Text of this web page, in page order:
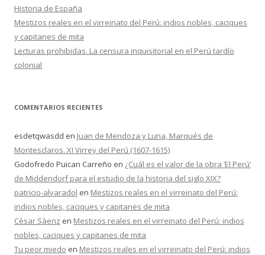
Historia de España
Mestizos reales en el virreinato del Perú: indios nobles, caciques
y capitanes de mita
Lecturas prohibidas. La censura inquisitorial en el Perú tardío
colonial
COMENTARIOS RECIENTES
esdetqwasdd en Juan de Mendoza y Luna, Marqués de
Montesclaros. XI Virrey del Perú (1607-1615)
Godofredo Puican Carreño en ¿Cuál es el valor de la obra ‘El Perú’
de Middendorf para el estudio de la historia del siglo XIX?
patricio-alvaradol en Mestizos reales en el virreinato del Perú:
indios nobles, caciques y capitanes de mita
Cèsar Sàenz en Mestizos reales en el virreinato del Perú: indios
nobles, caciques y capitanes de mita
Tu peor miedo en Mestizos reales en el virreinato del Perú: indios